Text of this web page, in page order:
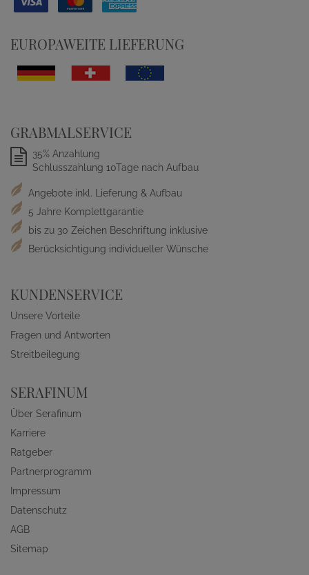
EUROPAWEITE LIEFERUNG
GRABMALSERVICE
35% Anzahlung
Schlusszahlung 10Tage nach Aufbau
Angebote inkl. Lieferung & Aufbau
5 Jahre Komplettgarantie
bis zu 30 Zeichen Beschriftung inklusive
Berücksichtigung individueller Wünsche
KUNDENSERVICE
Unsere Vorteile
Fragen und Antworten
Streitbeilegung
SERAFINUM
Über Serafinum
Karriere
Ratgeber
Partnerprogramm
Impressum
Datenschutz
AGB
Sitemap